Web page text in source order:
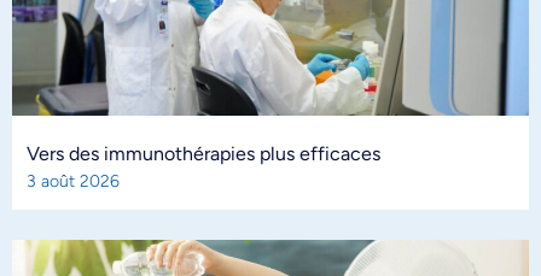
Vers des immunothérapies plus efficaces
3 août 2026